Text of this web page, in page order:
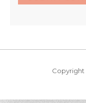
Copyright